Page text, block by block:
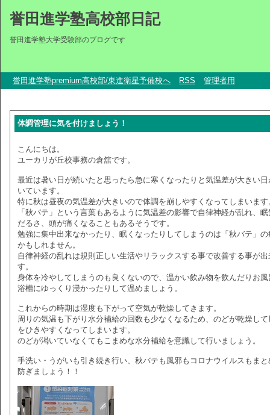
誉田進学塾高校部日記
誉田進学塾大学受験部のブログです
誉田進学塾premium高校部/東進衛星予備校へ RSS 管理者用
体調管理に気を付けましょう！
こんにちは。
ユーカリが丘校事務の倉舘です。
最近は暑い日が続いたと思ったら急に寒くなったりと気温差が大きい日
いています。
特に秋は昼夜の気温差が大きいので体調を崩しやすくなってしまいます
「秋バテ」という言葉もあるように気温差の影響で自律神経が乱れ、
だるさ、頭が痛くなることもあるそうです。
勉強に集中出来なかったり、眠くなったりしてしまうのは「秋バテ」の
かもしれません。
自律神経の乱れは規則正しい生活やリラックスする事で改善する事が出
す。
身体を冷やしてしまうのも良くないので、温かい飲み物を飲んだりお風
浴槽にゆっくり浸かったりして温めましょう。
これからの時期は湿度も下がって空気が乾燥してきます。
周りの気温も下がり水分補給の回数も少なくなるため、のどが乾燥して
をひきやすくなってしまいます。
のどが渇いていなくてもこまめな水分補給を意識して行いましょう。
手洗い・うがいも引き続き行い、秋バテも風邪もコロナウイルスもまと
防ぎましょう！！